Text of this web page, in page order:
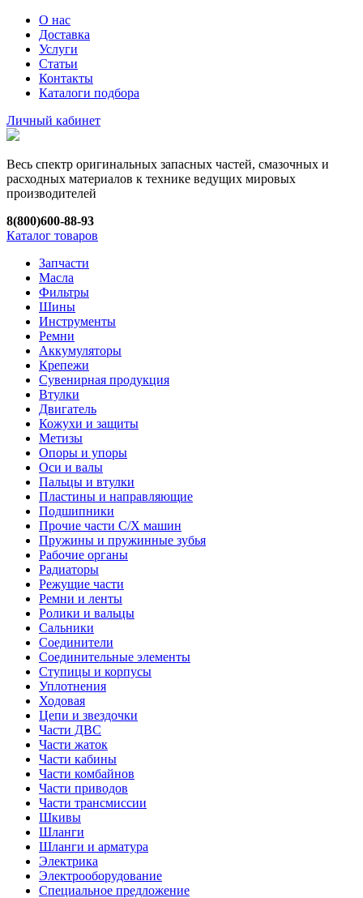
О нас
Доставка
Услуги
Статьи
Контакты
Каталоги подбора
Личный кабинет
Весь спектр оригинальных запасных частей, смазочных и
расходных материалов к технике ведущих мировых
производителей
8(800)600-88-93
Каталог товаров
Запчасти
Масла
Фильтры
Шины
Инструменты
Ремни
Аккумуляторы
Крепежи
Сувенирная продукция
Втулки
Двигатель
Кожухи и защиты
Метизы
Опоры и упоры
Оси и валы
Пальцы и втулки
Пластины и направляющие
Подшипники
Прочие части С/Х машин
Пружины и пружинные зубья
Рабочие органы
Радиаторы
Режущие части
Ремни и ленты
Ролики и вальцы
Сальники
Соединители
Соединительные элементы
Ступицы и корпусы
Уплотнения
Ходовая
Цепи и звездочки
Части ДВС
Части жаток
Части кабины
Части комбайнов
Части приводов
Части трансмиссии
Шкивы
Шланги
Шланги и арматура
Электрика
Электрооборудование
Специальное предложение